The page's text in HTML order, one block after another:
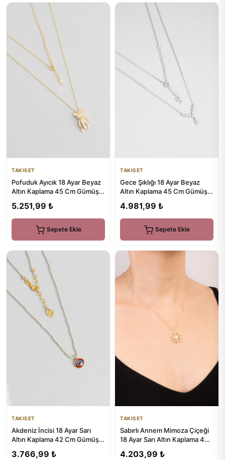
TAKISET
Pofuduk Ayıcık 18 Ayar Beyaz
Altın Kaplama 45 Cm Gümüş
5.251,99 ₺
Sepete Ekle
TAKISET
Gece Şıklığı 18 Ayar Beyaz
Altın Kaplama 45 Cm Gümüş
4.981,99 ₺
Sepete Ekle
TAKISET
Akdeniz İncisi 18 Ayar Sarı
Altın Kaplama 42 Cm Gümüş
3.766,99 ₺
TAKISET
Sabırlı Annem Mimoza Çiçeği
18 Ayar Sarı Altın Kaplama 47
4.203,99 ₺